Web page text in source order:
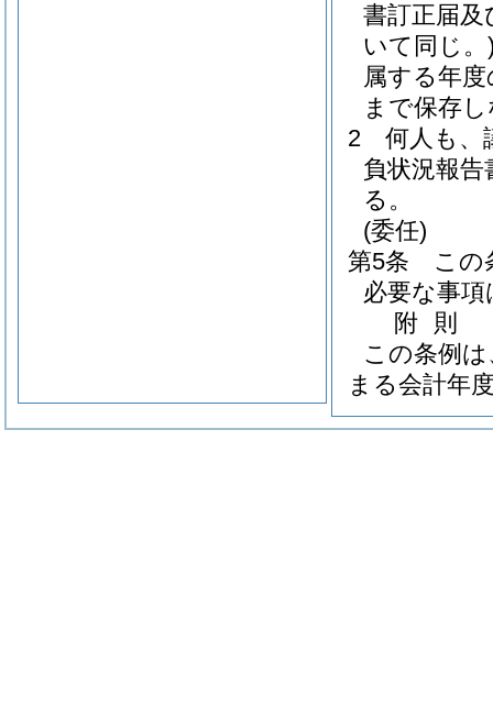
書訂正届及
いて同じ。
属する年
まで保存
2
何人も、
負状況報
る。
(委任)
第5条
この
必要な事
附 則
この条例
まる会計年